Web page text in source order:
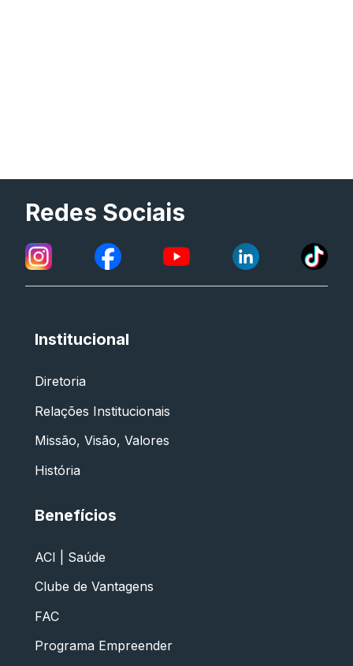
Redes Sociais
Institucional
Diretoria
Relações Institucionais
Missão, Visão, Valores
História
Benefícios
ACI | Saúde
Clube de Vantagens
FAC
Programa Empreender